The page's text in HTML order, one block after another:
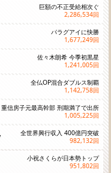
巨額の不正受給相次ぐ
2,286,534回
パラグアイに快勝
1,677,249回
佐々木朗希 今季初黒星
1,241,005回
全仏OP混合ダブルス制覇
1,142,758回
重信房子元最高幹部 刑期満了で出所
1,005,225回
全世界興行収入 400億円突破
982,132回
小祝さくらが日本勢トップ
951,802回